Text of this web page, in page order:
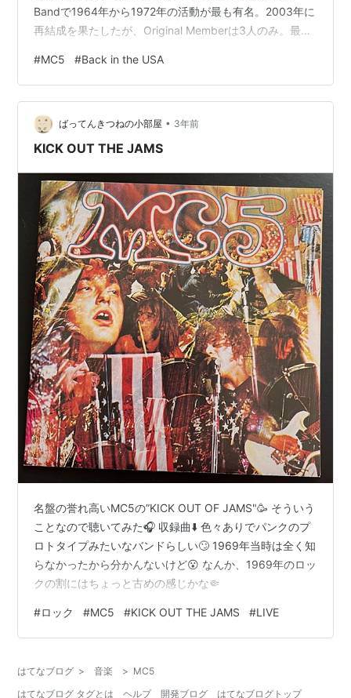
Bandで1964年から1972年の活動が最も有名。2003年に
再結成を果たしたが、Original Memberは3人のみ。最盛
(Guitar) ・ Fred "Sonic" Smith (Guitar) ・ Michael Davis
(Bass) ・Dennis Thompson (Drums)と…
#MC5 #Back in the USA
ばってんきつねの小部屋 • 3年前
KICK OUT THE JAMS
名盤の誉れ高いMC5の”KICK OUT OF JAMS"🥳 そういう
ことなので聴いてみた🎧 収録曲⬇️ 色々ありでパンクのプ
ロトタイプみたいなバンドらしい🙄 1969年当時は全く知
らなかったから分かんないけど😮 なんか、1969年のロッ
クの割にはちょっと古めの感じかな🤏
#ロック #MC5 #KICK OUT THE JAMS #LIVE
はてなブログ > 音楽 > MC5
はてなブログ タグとは
ヘルプ 開発ブログ はてなブログトップ